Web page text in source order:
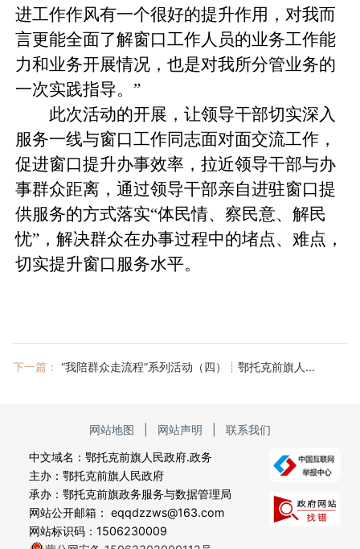
进工作作风有一个很好的提升作用，对我而
言更能全面了解窗口工作人员的业务工作能
力和业务开展情况，也是对我所分管业务的
一次实践指导。”
此次活动的开展，让领导干部切实深入
服务一线与窗口工作同志面对面交流工作，
促进窗口提升办事效率，拉近领导干部与办
事群众距离，通过领导干部亲自进驻窗口提
供服务的方式落实“体民情、察民意、解民
忧”，解决群众在办事过程中的堵点、难点，
切实提升窗口服务水平。‌‌‌
下一篇： “我陪群众走流程”系列活动（四）┊鄂托克前旗人...
网站地图 网站声明
联系我们
中文域名：鄂托克前旗人民政府.政务
主办：鄂托克前旗人民政府
承办：鄂托克前旗政务服务与数据管理局
网站公开邮箱： eqqdzzws@163.com
网站标识码：1506230009